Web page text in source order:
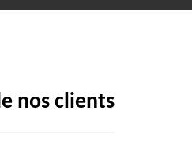
nos clients